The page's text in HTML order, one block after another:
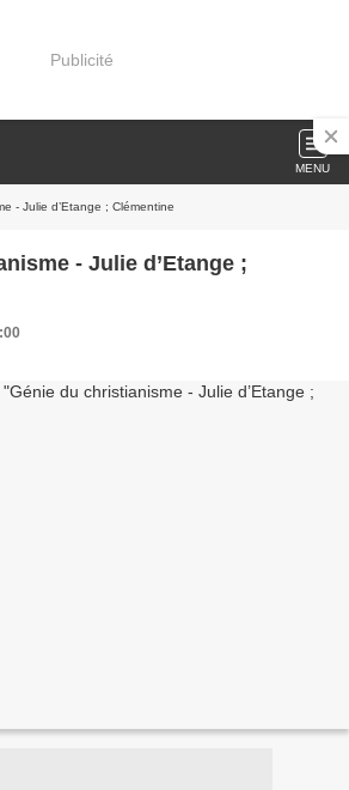
Publicité
MENU
- Julie d’Etange ; Clémentine
- Julie d’Etange ;